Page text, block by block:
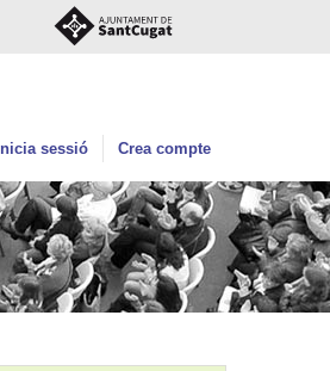
Inicia sessió Crea compte